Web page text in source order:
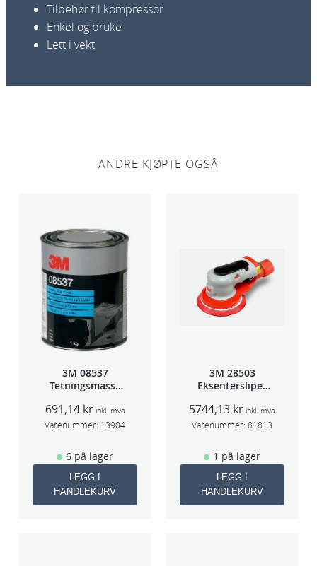
M
K
4
n
Tilbehør til kompressor
Enkel og bruke
Lett i vekt
ANDRE KJØPTE OGSÅ
3M 08537
Tetningsmasse
691,14 kr inkl. mva
Varenummer: 13904
6 på lager
LEGG I
HANDLEKURV
3M 28503
Eksentersliper
5mm slag
75mm
5744,13 kr inkl. mva
Varenummer: 81813
1 på lager
LEGG I
HANDLEKURV